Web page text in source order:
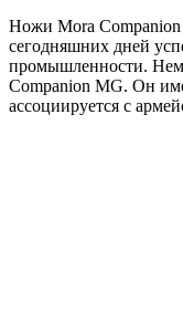
Ножи Mora Companion
сегодняшних дней
промышленности.
Companion MG. Он
ассоциируется с